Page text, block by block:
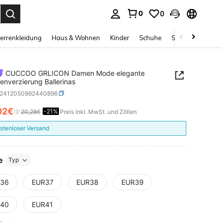
0 0
Haus & Wohnen Kinder Schuhe Schmuck &
CUCCOO GRLICON Damen Mode elegante
Ballerinas
AND AVAILABILITY
20,28€ -21% Preis inkl. MwSt. und Zöllen
Versand
Typ
EUR37 EUR38 EUR39
EUR41